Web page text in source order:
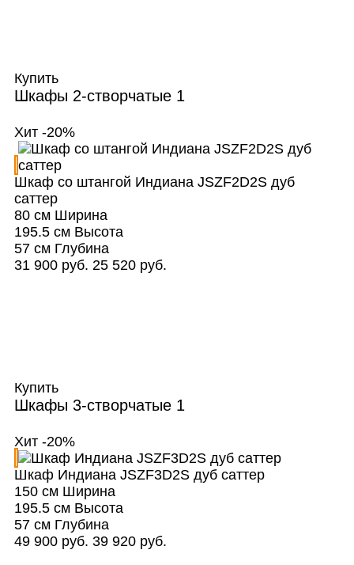
Купить
Шкафы 2-створчатые 1
Хит -20%
Шкаф со штангой Индиана JSZF2D2S дуб
саттер
80 смШирина
195.5 смВысота
57 смГлубина
31 900 руб. 25 520 руб.
Купить
Шкафы 3-створчатые 1
Хит -20%
Шкаф Индиана JSZF3D2S дуб саттер
150 смШирина
195.5 смВысота
57 смГлубина
49 900 руб. 39 920 руб.